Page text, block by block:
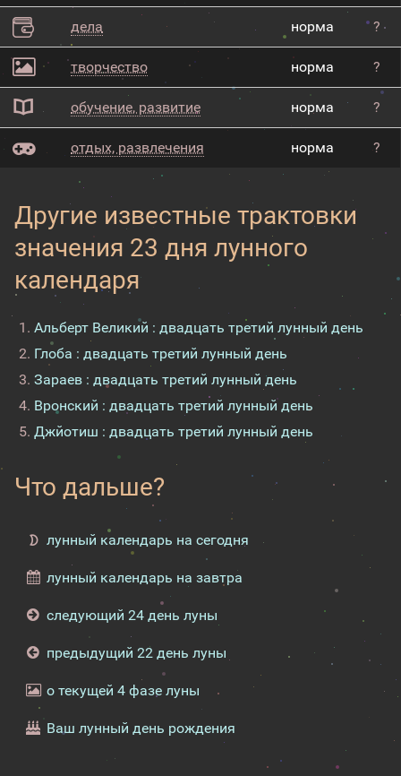
дела норма ?
творчество норма ?
обучение, развитие норма ?
отдых, развлечения норма ?
Другие известные трактовки
значения 23 дня лунного
календаря
Альберт Великий : двадцать третий лунный день
Глоба : двадцать третий лунный день
Зараев : двадцать третий лунный день
Вронский : двадцать третий лунный день
Джйотиш : двадцать третий лунный день
Что дальше?
лунный календарь на сегодня
лунный календарь на завтра
следующий 24 день луны
предыдущий 22 день луны
о текущей 4 фазе луны
Ваш лунный день рождения